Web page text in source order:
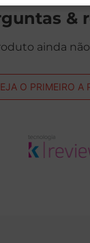
&
ainda
O PRIMEIRO A